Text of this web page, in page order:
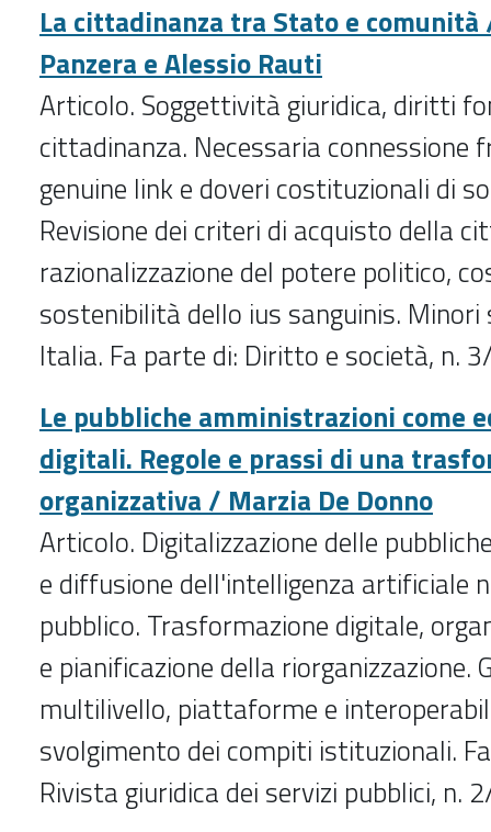
La cittadinanza tra Stato e comunità
Panzera e Alessio Rauti
Articolo. Soggettività giuridica, diritti
cittadinanza. Necessaria connessione
genuine link e doveri costituzionali di
Revisione dei criteri di acquisto della
razionalizzazione del potere politico,
sostenibilità dello ius sanguinis.
Italia. Fa parte di: Diritto e società, n.
Le pubbliche amministrazioni come
digitali. Regole e prassi di una
organizzativa / Marzia De Donno
Articolo. Digitalizzazione delle
e diffusione dell'intelligenza artificiale
pubblico. Trasformazione digitale,
e pianificazione della riorganizzazione.
multilivello, piattaforme e
svolgimento dei compiti istituzionali.
Rivista giuridica dei servizi pubblici, n.